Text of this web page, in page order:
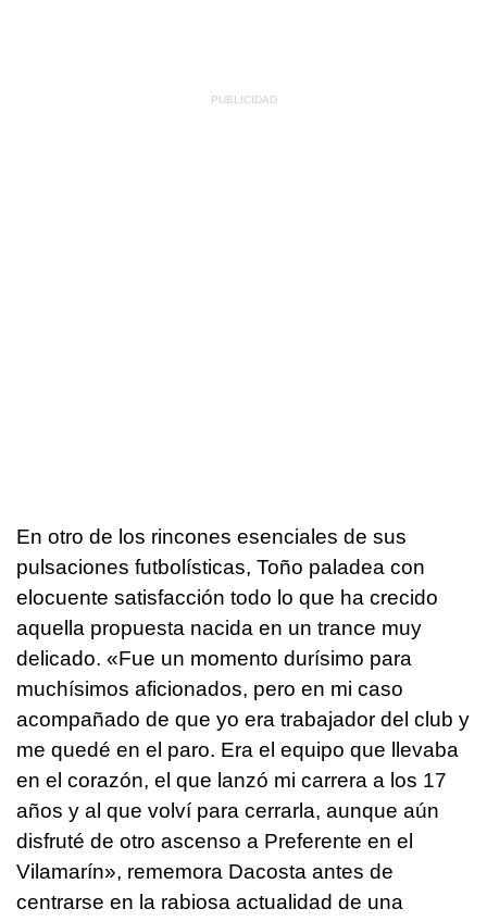
En otro de los rincones esenciales de sus
pulsaciones futbolísticas, Toño paladea con
elocuente satisfacción todo lo que ha crecido
aquella propuesta nacida en un trance muy
delicado. «Fue un momento durísimo para
muchísimos aficionados, pero en mi caso
acompañado de que yo era trabajador del club y
me quedé en el paro. Era el equipo que llevaba
en el corazón, el que lanzó mi carrera a los 17
años y al que volví para cerrarla, aunque aún
disfruté de otro ascenso a Preferente en el
Vilamarín», rememora Dacosta antes de
centrarse en la rabiosa actualidad de una